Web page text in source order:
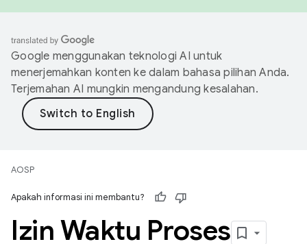
Google menggunakan teknologi AI untuk
menerjemahkan konten ke dalam bahasa pilihan Anda.
Terjemahan AI mungkin mengandung kesalahan.
AOSP
Apakah informasi ini membantu?
Izin Waktu Proses